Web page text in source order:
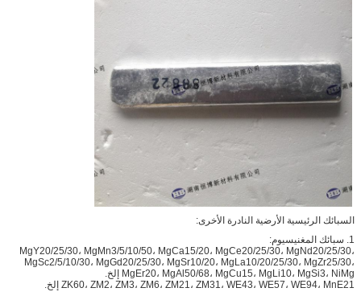
السبائك الرئيسية الأرضية النادرة الأخرى:
1. سبائك المغنيسيوم:
MgY20/25/30، MgMn3/5/10/50، MgCa15/20، MgCe20/25/30، MgNd20/25/30،
MgSc2/5/10/30، MgGd20/25/30، MgSr10/20، MgLa10/20/25/30، MgZr25/30،
MgEr20، MgAl50/68، MgCu15، MgLi10، MgSi3، NiMg إلخ.
ZK60، ZM2، ZM3، ZM6، ZM21، ZM31، WE43، WE57، WE94، MnE21 إلخ.